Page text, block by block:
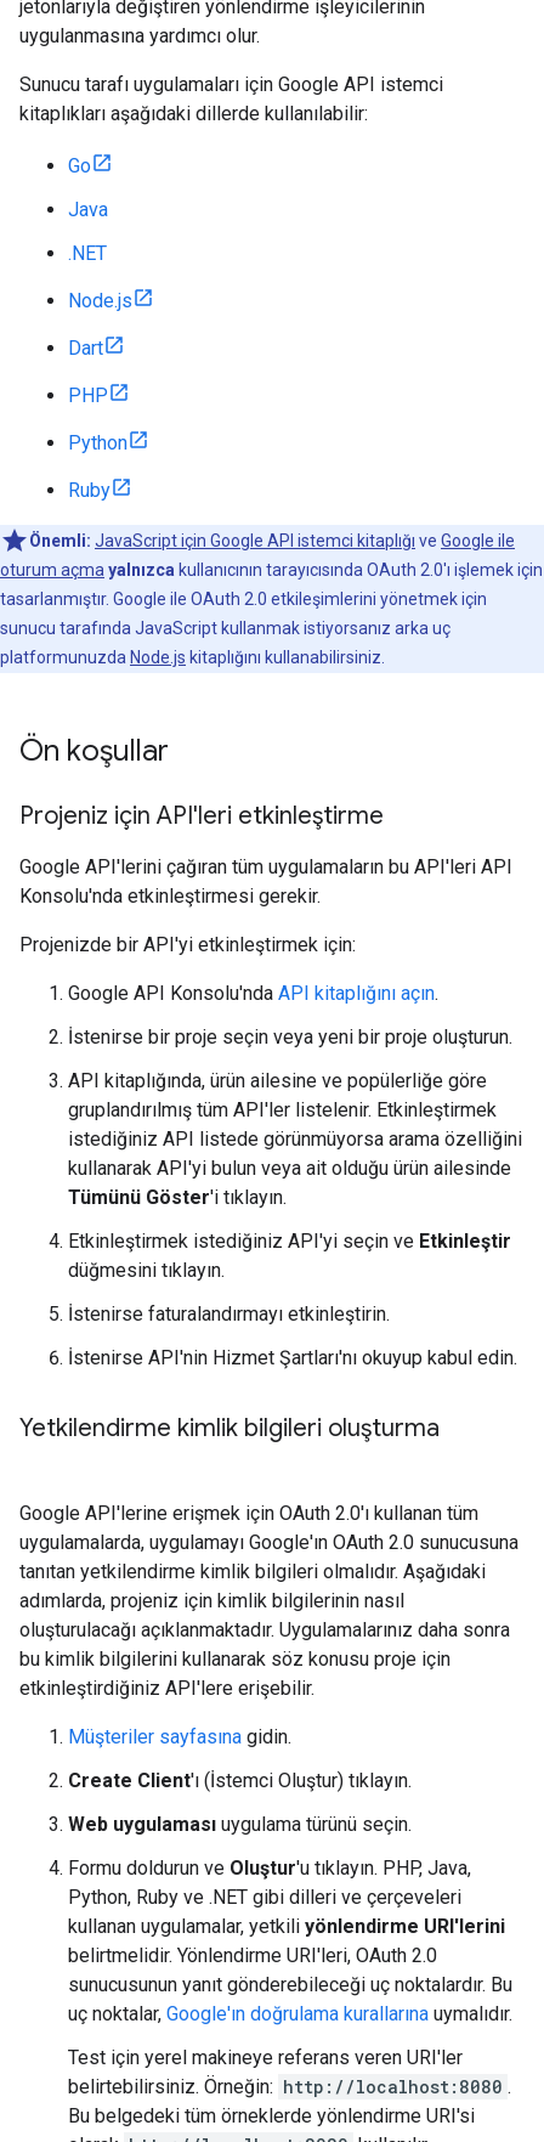
jetonlarıyla değiştiren yönlendirme işleyicilerinin
uygulanmasına yardımcı olur.
Sunucu tarafı uygulamaları için Google API istemci
kitaplıkları aşağıdaki dillerde kullanılabilir:
Go
Java
.NET
Node.js
Dart
PHP
Python
Ruby
Önemli: JavaScript için Google API istemci kitaplığı ve Google ile
oturum açma yalnızca kullanıcının tarayıcısında OAuth 2.0'ı işlemek için
tasarlanmıştır. Google ile OAuth 2.0 etkileşimlerini yönetmek için
sunucu tarafında JavaScript kullanmak istiyorsanız arka uç
platformunuzda Node.js kitaplığını kullanabilirsiniz.
Ön koşullar
Projeniz için API'leri etkinleştirme
Google API'lerini çağıran tüm uygulamaların bu API'leri API
Konsolu'nda etkinleştirmesi gerekir.
Projenizde bir API'yi etkinleştirmek için:
Google API Konsolu'nda API kitaplığını açın.
İstenirse bir proje seçin veya yeni bir proje oluşturun.
API kitaplığında, ürün ailesine ve popülerliğe göre
gruplandırılmış tüm API'ler listelenir. Etkinleştirmek
istediğiniz API listede görünmüyorsa arama özelliğini
kullanarak API'yi bulun veya ait olduğu ürün ailesinde
Tümünü Göster'i tıklayın.
Etkinleştirmek istediğiniz API'yi seçin ve Etkinleştir
düğmesini tıklayın.
İstenirse faturalandırmayı etkinleştirin.
İstenirse API'nin Hizmet Şartları'nı okuyup kabul edin.
Yetkilendirme kimlik bilgileri oluşturma
Google API'lerine erişmek için OAuth 2.0'ı kullanan tüm
uygulamalarda, uygulamayı Google'ın OAuth 2.0 sunucusuna
tanıtan yetkilendirme kimlik bilgileri olmalıdır. Aşağıdaki
adımlarda, projeniz için kimlik bilgilerinin nasıl
oluşturulacağı açıklanmaktadır. Uygulamalarınız daha sonra
bu kimlik bilgilerini kullanarak söz konusu proje için
etkinleştirdiğiniz API'lere erişebilir.
Müşteriler sayfasına gidin.
Create Client'ı (İstemci Oluştur) tıklayın.
Web uygulaması uygulama türünü seçin.
Formu doldurun ve Oluştur'u tıklayın. PHP, Java,
Python, Ruby ve .NET gibi dilleri ve çerçeveleri
kullanan uygulamalar, yetkili yönlendirme URI'lerini
belirtmelidir. Yönlendirme URI'leri, OAuth 2.0
sunucusunun yanıt gönderebileceği uç noktalardır. Bu
uç noktalar, Google'ın doğrulama kurallarına uymalıdır.
Test için yerel makineye referans veren URI'ler
belirtebilirsiniz. Örneğin: http://localhost:8080 .
Bu belgedeki tüm örneklerde yönlendirme URI'si